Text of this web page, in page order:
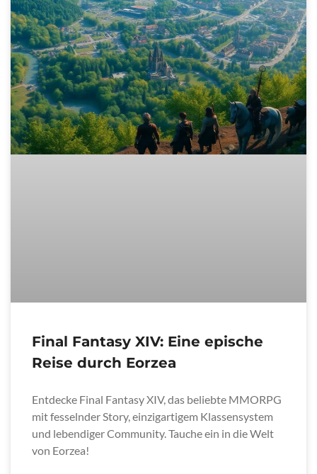
Final Fantasy XIV: Eine epische
Reise durch Eorzea
Entdecke Final Fantasy XIV, das beliebte MMORPG
mit fesselnder Story, einzigartigem Klassensystem
und lebendiger Community. Tauche ein in die Welt
von Eorzea!